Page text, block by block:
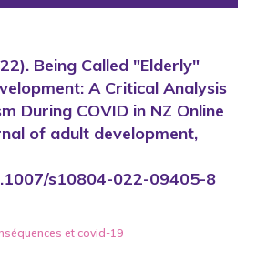
Being Called "Elderly"
A Critical Analysis
During COVID in NZ Online
of adult development,
s10804-022-09405-8
et covid-19